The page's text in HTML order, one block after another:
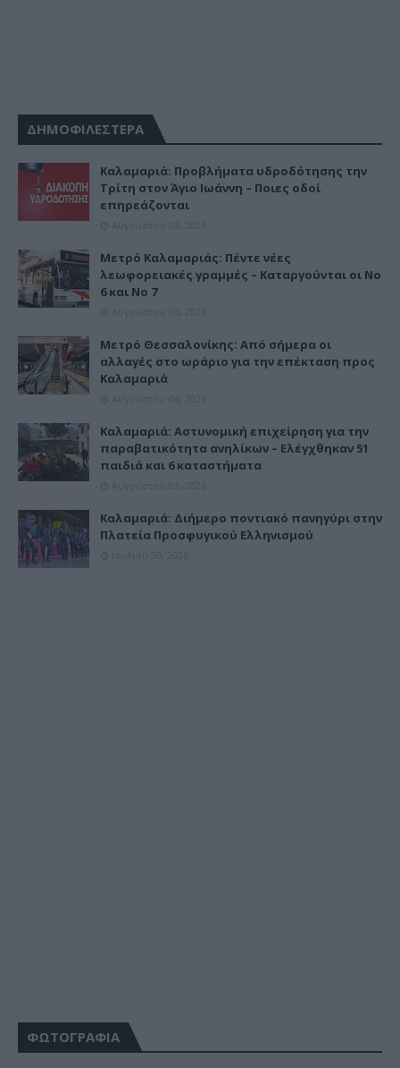
ΔΗΜΟΦΙΛΕΣΤΕΡΑ
Καλαμαριά: Προβλήματα υδροδότησης την
Τρίτη στον Άγιο Ιωάννη – Ποιες οδοί
επηρεάζονται
Μετρό Καλαμαριάς: Πέντε νέες
λεωφορειακές γραμμές – Καταργούνται οι Νο
6 και Νο 7
Μετρό Θεσσαλονίκης: Από σήμερα οι
αλλαγές στο ωράριο για την επέκταση προς
Καλαμαριά
Καλαμαριά: Αστυνομική επιχείρηση για την
παραβατικότητα ανηλίκων – Ελέγχθηκαν 51
παιδιά και 6 καταστήματα
Καλαμαριά: Διήμερο ποντιακό πανηγύρι στην
Πλατεία Προσφυγικού Ελληνισμού
ΦΩΤΟΓΡΑΦΙΑ